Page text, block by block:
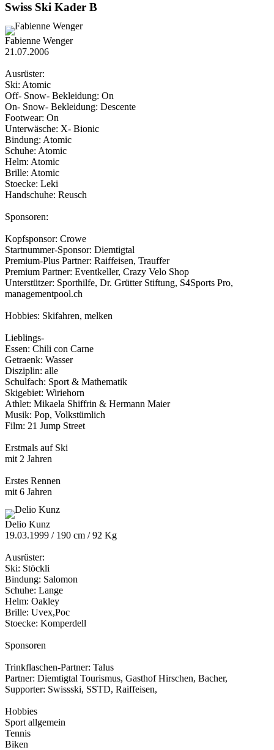
Swiss Ski Kader B
Fabienne Wenger
21.07.2006
Ausrüster:
Ski: Atomic
Off- Snow- Bekleidung: On
On- Snow- Bekleidung: Descente
Footwear: On
Unterwäsche: X- Bionic
Bindung: Atomic
Schuhe: Atomic
Helm: Atomic
Brille: Atomic
Stoecke: Leki
Handschuhe: Reusch
Sponsoren:
Kopfsponsor: Crowe
Startnummer­-Sponsor: Diemtigtal
Premium-Plus Partner: Raiffeisen, Trauffer
Premium Partner: Eventkeller, Crazy Velo Shop
Unterstützer: Sporthilfe, Dr. Grütter Stiftung, S4Sports Pro,
managementpool.ch
Hobbies: Skifahren, melken
Lieblings-
Essen: Chili con Carne
Getraenk: Wasser
Disziplin: alle
Schulfach: Sport & Mathematik
Skigebiet: Wiriehorn
Athlet: Mikaela Shiffrin & Hermann Maier
Musik: Pop, Volkstümlich
Film: 21 Jump Street
Erstmals auf Ski
mit 2 Jahren
Erstes Rennen
mit 6 Jahren
Delio Kunz
19.03.1999 / 190 cm / 92 Kg
Ausrüster:
Ski: Stöckli
Bindung: Salomon
Schuhe: Lange
Helm: Oakley
Brille: Uvex,Poc
Stoecke: Komperdell
Sponsoren
Trinkflaschen-Partner: Talus
Partner: Diemtigtal Tourismus, Gasthof Hirschen, Bacher,
Supporter: Swissski, SSTD, Raiffeisen,
Hobbies
Sport allgemein
Tennis
Biken